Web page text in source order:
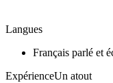
Langues
Français parlé et
ExpérienceUn atout